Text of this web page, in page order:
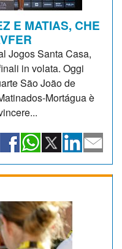
E MATIAS, CHE
Jogos Santa Casa,
in volata. Oggi
São João de
Mortágua è